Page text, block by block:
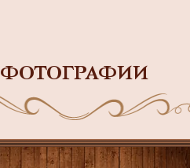
ФОТОГРАФИИ